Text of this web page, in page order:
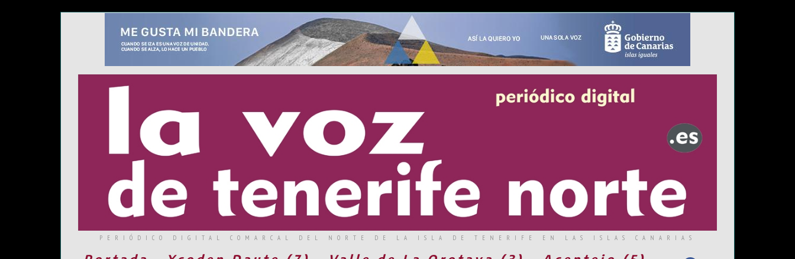
PERIÓDICO DIGITAL COMARCAL DEL NORTE DE LA ISLA DE TENERIFE EN LAS ISLAS CANARIAS